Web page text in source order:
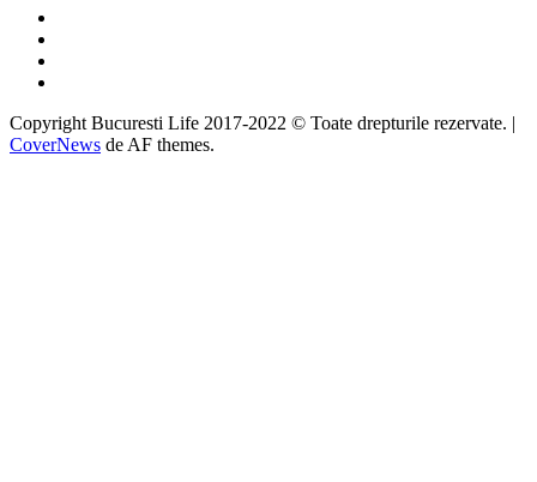
Copyright Bucuresti Life 2017-2022 © Toate drepturile rezervate. |
CoverNews de AF themes.